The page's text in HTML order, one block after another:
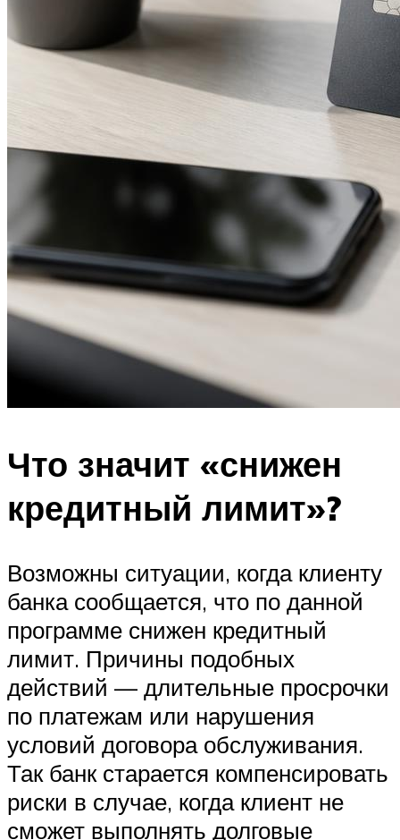
Что значит «снижен
кредитный лимит»?
Возможны ситуации, когда клиенту
банка сообщается, что по данной
программе снижен кредитный
лимит. Причины подобных
действий — длительные просрочки
по платежам или нарушения
условий договора обслуживания.
Так банк старается компенсировать
риски в случае, когда клиент не
сможет выполнять долговые